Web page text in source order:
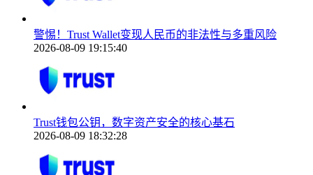
警惕！Trust Wallet变现人民币的非法性与多重风险
2026-08-09 19:15:40
Trust钱包公钥，数字资产安全的核心基石
2026-08-09 18:32:28